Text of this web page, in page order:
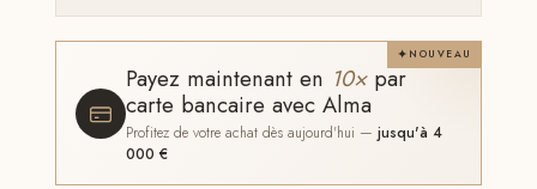
NOUVEAU
Payez maintenant en 10×par
carte bancaire avec Alma
Profitez de votre achat dès aujourd'hui —jusqu'à 4
000 €